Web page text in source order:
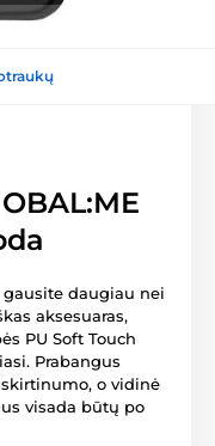
daugiau nei
aksesuaras,
PU Soft Touch
Prabangus
o vidinė
visada būtų po